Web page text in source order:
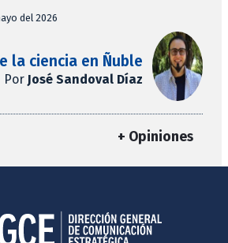
del 2026
la ciencia en Ñuble
Por José Sandoval Díaz
+ Opiniones